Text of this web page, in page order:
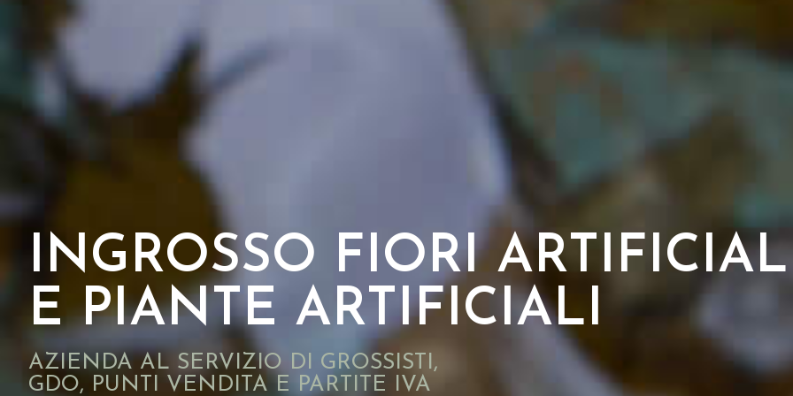
INGROSSO FIORI
E PIANTE ARTIFICIALI
AZIENDA AL SERVIZIO DI GROSSISTI,
GDO, PUNTI VENDITA E PARTITE IVA